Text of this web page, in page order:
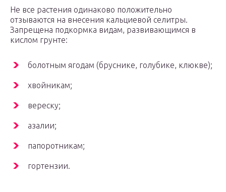
Не все растения одинаково положительно
отзываются на внесения кальциевой селитры.
Запрещена подкормка видам, развивающимся в
кислом грунте:
болотным ягодам (бруснике, голубике, клюкве);
хвойникам;
вереску;
азалии;
папоротникам;
гортензии.